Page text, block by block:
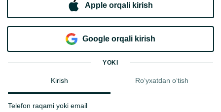
Apple orqali kirish
Goo​g​le orqali kirish
YOKI
Kirish Ro‘yxatdan o‘tish
Telefon raqami yoki email